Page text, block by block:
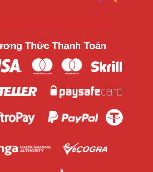
Thức Thanh Toán